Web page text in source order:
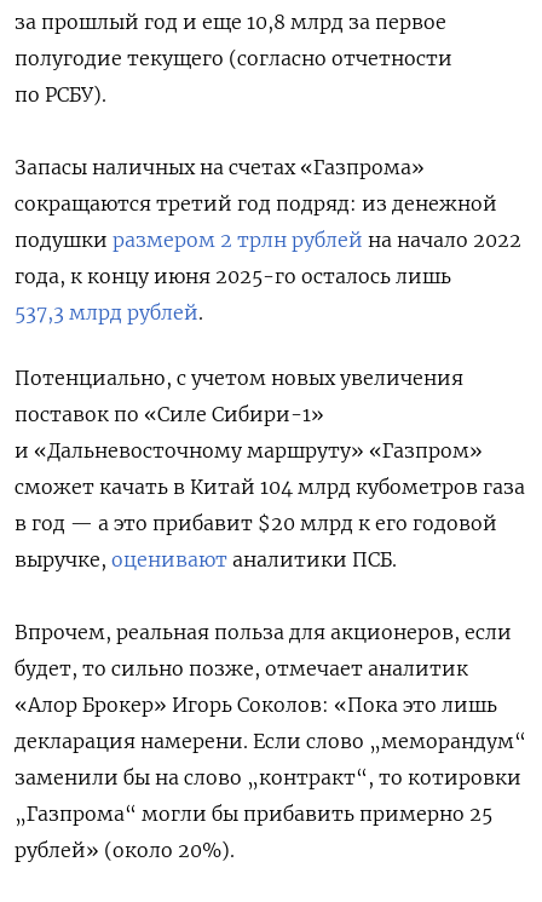
за прошлый год и еще 10,8 млрд за первое
полугодие текущего (согласно отчетности
по РСБУ).
Запасы наличных на счетах «Газпрома»
сокращаются третий год подряд: из денежной
подушки размером 2 трлн рублей на начало 2022
года, к концу июня 2025-го осталось лишь
537,3 млрд рублей.
Потенциально, с учетом новых увеличения
поставок по «Силе Сибири-1»
и «Дальневосточному маршруту» «Газпром»
сможет качать в Китай 104 млрд кубометров газа
в год — а это прибавит $20 млрд к его годовой
выручке, оценивают аналитики ПСБ.
Впрочем, реальная польза для акционеров, если
будет, то сильно позже, отмечает аналитик
«Алор Брокер» Игорь Соколов: «Пока это лишь
декларация намерени. Если слово „меморандум“
заменили бы на слово „контракт“, то котировки
„Газпрома“ могли бы прибавить примерно 25
рублей» (около 20%).